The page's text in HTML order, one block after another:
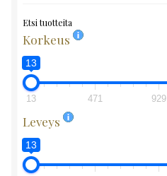
Etsi tuotteita
Korkeus
13
13 471 929
Leveys
13